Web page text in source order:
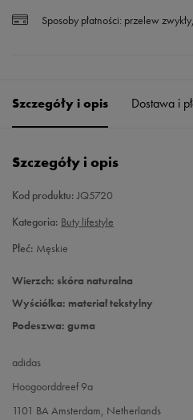
46 2/3 30 cm
Sposoby płatności: przelew
Szczegóły i opis Dostawa i
Szczegóły i opis
Kod produktu:JQ5720
Kategoria: Buty lifestyle
Płeć: Męskie
Wierzch: skóra naturalna
Wyściółka: materiał tekstylny
Podeszwa: guma
adidas
Hoogoorddreef 9a
1101 BA Amsterdam, Netherlands